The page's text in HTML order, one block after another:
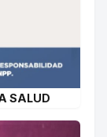
SALUD